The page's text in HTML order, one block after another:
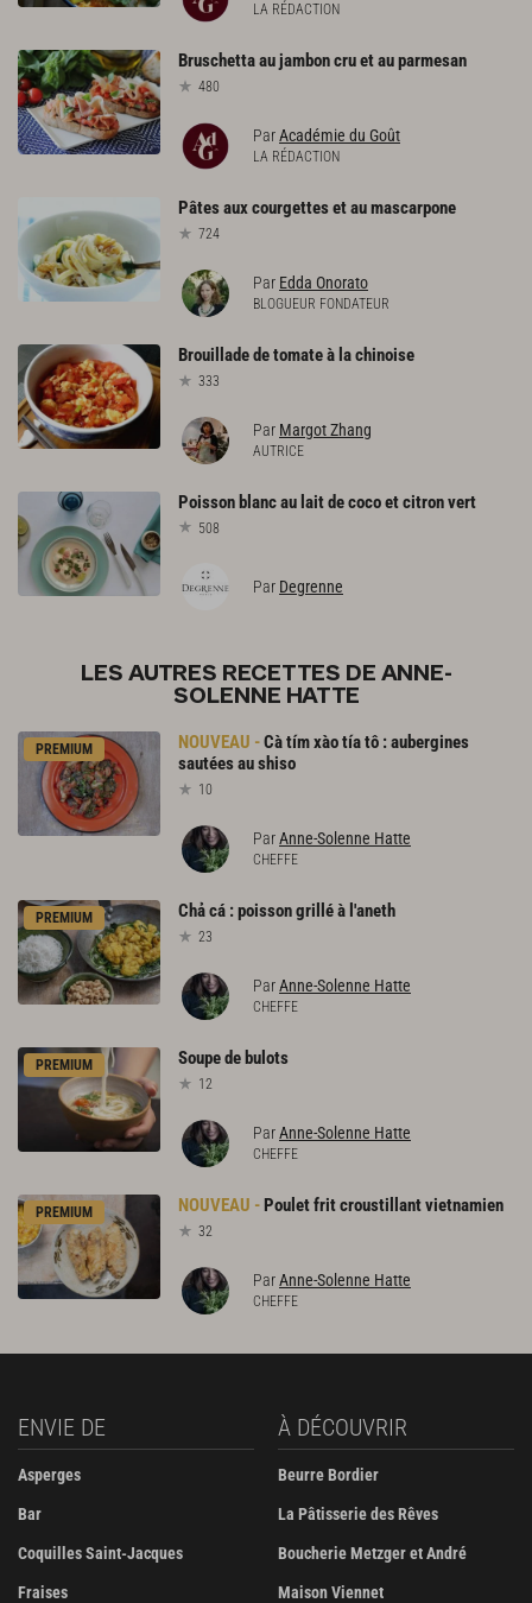
LA RÉDACTION
Bruschettaaujamboncruetauparmesan
480
ParAcadémie du Goût
LA RÉDACTION
Pâtesauxcourgettesetaumascarpone
724
Par Edda Onorato
BLOGUEUR FONDATEUR
Brouilladedetomateà lachinoise
333
Par Margot Zhang
AUTRICE
Poisson blancau laitdecocoetcitronvert
508
Par Degrenne
LES AUTRES RECETTES DE ANNE-
SOLENNE HATTE
PREMIUM Càtímxàotíatô :aubergines
sautéesaushiso
10
ParAnne-Solenne Hatte
CHEFFE
PREMIUM Chảcá :poissongrilléà l'aneth
23
ParAnne-Solenne Hatte
CHEFFE
PREMIUM Soupede bulots
12
ParAnne-Solenne Hatte
CHEFFE
PREMIUM Pouletfritcroustillantvietnamien
32
ParAnne-Solenne Hatte
CHEFFE
ENVIE DE
Asperges
Bar
Coquilles Saint-Jacques
Fraises
À DÉCOUVRIR
Beurre Bordier
La Pâtisserie des Rêves
Boucherie Metzger et André
Maison Viennet